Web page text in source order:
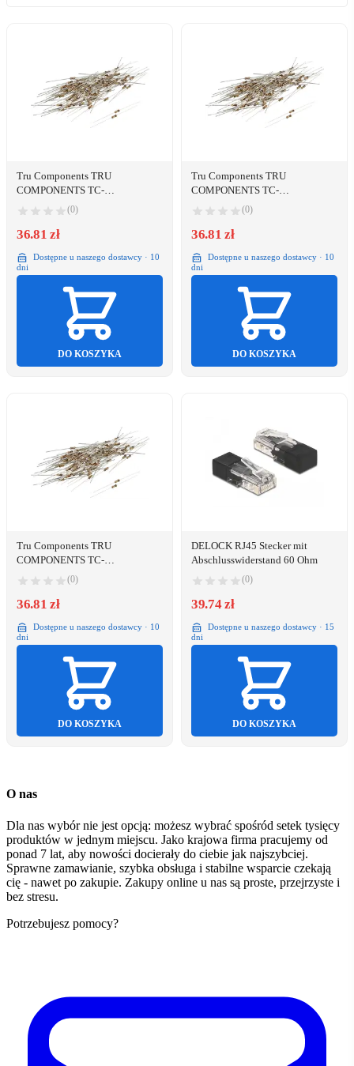
Tru Components TRU
COMPONENTS TC-
CFR0W4J0180KIT203
Carbonbelægning-modstand 18
Ohm med aksial tråd 0207 0.25 W
(0)
36.81 zł
Dostępne u naszego dostawcy · 10
dni
DO KOSZYKA
Tru Components TRU
COMPONENTS TC-
CFR0W4J0331KIT203
Carbonbelægning-modstand 330
Ohm med aksial tråd 0207 0.25 W
(0)
36.81 zł
Dostępne u naszego dostawcy · 10
dni
DO KOSZYKA
Tru Components TRU
COMPONENTS TC-
CFR0W4J0390KIT203
Carbonbelægning-modstand 39
Ohm med aksial tråd 0207 0.25 W
(0)
36.81 zł
Dostępne u naszego dostawcy · 10
dni
DO KOSZYKA
DELOCK RJ45 Stecker mit
Abschlusswiderstand 60 Ohm
(0)
39.74 zł
Dostępne u naszego dostawcy · 15
dni
DO KOSZYKA
O nas
Dla nas wybór nie jest opcją: możesz wybrać spośród setek tysięcy
produktów w jednym miejscu. Jako krajowa firma pracujemy od
ponad 7 lat, aby nowości docierały do ciebie jak najszybciej.
Sprawne zamawianie, szybka obsługa i stabilne wsparcie czekają
cię - nawet po zakupie. Zakupy online u nas są proste, przejrzyste i
bez stresu.
Potrzebujesz pomocy?